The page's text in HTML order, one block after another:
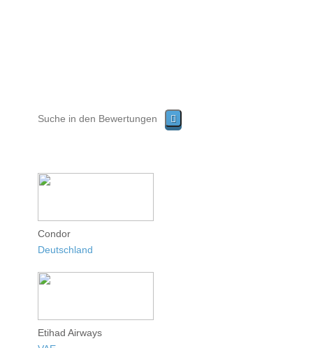
Condor
Deutschland
Etihad Airways